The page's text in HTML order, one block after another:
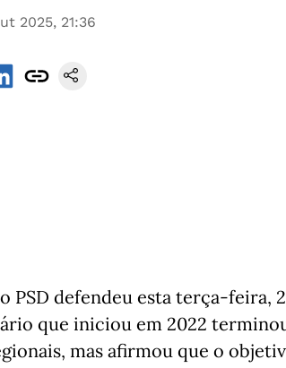
2025, 21:36
PSD defendeu esta terça-feira,
que iniciou em 2022
mas afirmou que o